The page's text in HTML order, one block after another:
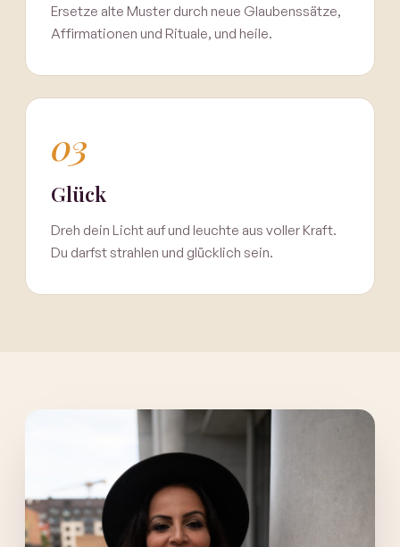
Ersetze alte Muster durch neue Glaubenssätze,
Affirmationen und Rituale, und heile.
03
Glück
Dreh dein Licht auf und leuchte aus voller Kraft.
Du darfst strahlen und glücklich sein.